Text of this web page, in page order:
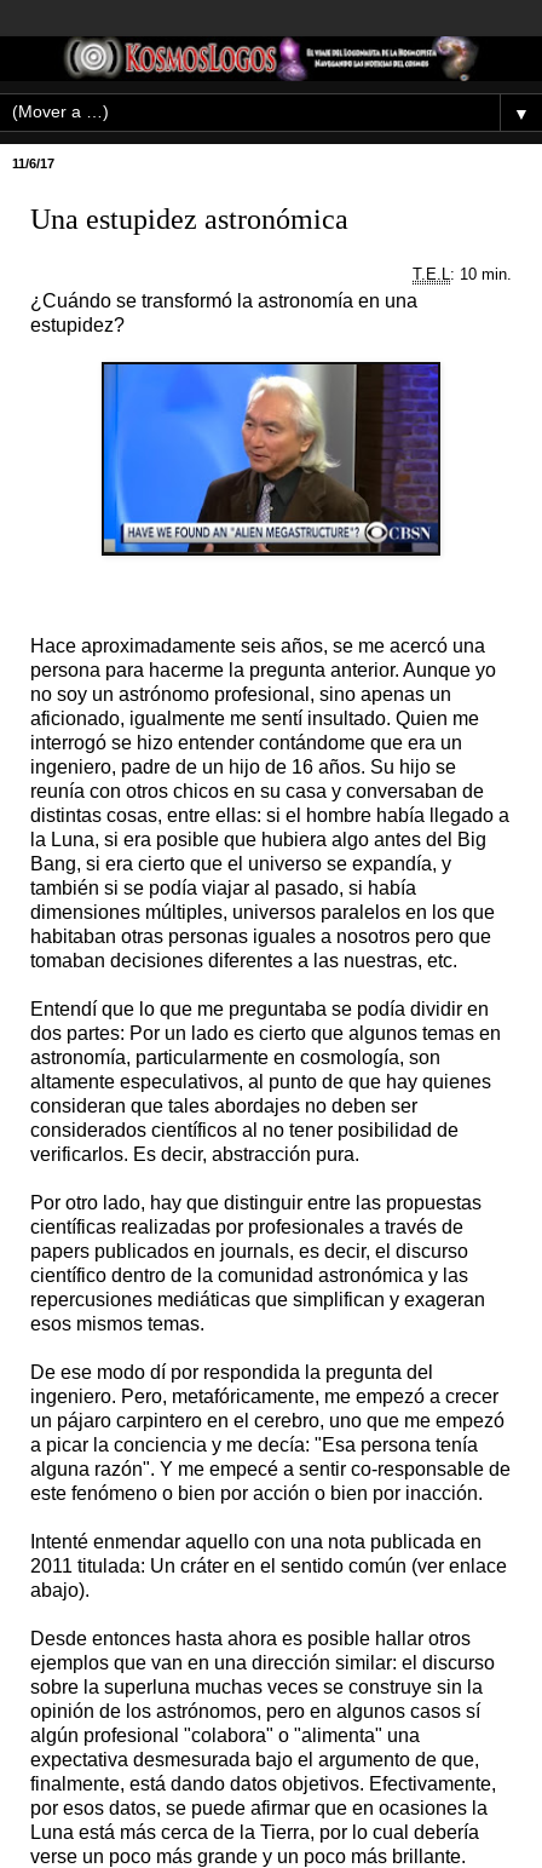
▼
11/6/17
Una estupidez astronómica
T.E.L : 10 min.
¿Cuándo se transformó la astronomía en una
estupidez?
Hace aproximadamente seis años, se me acercó una
persona para hacerme la pregunta anterior. Aunque yo
no soy un astrónomo profesional, sino apenas un
aficionado, igualmente me sentí insultado. Quien me
interrogó se hizo entender contándome que era un
ingeniero, padre de un hijo de 16 años. Su hijo se
reunía con otros chicos en su casa y conversaban de
distintas cosas, entre ellas: si el hombre había llegado a
la Luna, si era posible que hubiera algo antes del Big
Bang, si era cierto que el universo se expandía, y
también si se podía viajar al pasado, si había
dimensiones múltiples, universos paralelos en los que
habitaban otras personas iguales a nosotros pero que
tomaban decisiones diferentes a las nuestras, etc.
Entendí que lo que me preguntaba se podía dividir en
dos partes: Por un lado es cierto que algunos temas en
astronomía, particularmente en cosmología, son
altamente especulativos, al punto de que hay quienes
consideran que tales abordajes no deben ser
considerados científicos al no tener posibilidad de
verificarlos. Es decir, abstracción pura.
Por otro lado, hay que distinguir entre las propuestas
científicas realizadas por profesionales a través de
papers publicados en journals, es decir, el discurso
científico dentro de la comunidad astronómica y las
repercusiones mediáticas que simplifican y exageran
esos mismos temas.
De ese modo dí por respondida la pregunta del
ingeniero. Pero, metafóricamente, me empezó a crecer
un pájaro carpintero en el cerebro, uno que me empezó
a picar la conciencia y me decía: "Esa persona tenía
alguna razón". Y me empecé a sentir co-responsable de
este fenómeno o bien por acción o bien por inacción.
Intenté enmendar aquello con una nota publicada en
2011 titulada: Un cráter en el sentido común (ver enlace
abajo).
Desde entonces hasta ahora es posible hallar otros
ejemplos que van en una dirección similar: el discurso
sobre la superluna muchas veces se construye sin la
opinión de los astrónomos, pero en algunos casos sí
algún profesional "colabora" o "alimenta" una
expectativa desmesurada bajo el argumento de que,
finalmente, está dando datos objetivos. Efectivamente,
por esos datos, se puede afirmar que en ocasiones la
Luna está más cerca de la Tierra, por lo cual debería
verse un poco más grande y un poco más brillante.